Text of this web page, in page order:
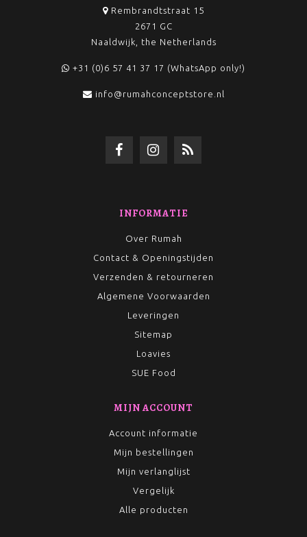
Rembrandtstraat 15
2671 GC
Naaldwijk, the Netherlands
+31 (0)6 57 41 37 17 (WhatsApp only!)
info@rumahconceptstore.nl
INFORMATIE
Over Rumah
Contact & Openingstijden
Verzenden & retourneren
Algemene Voorwaarden
Leveringen
Sitemap
Loavies
SUE Food
MIJN ACCOUNT
Account informatie
Mijn bestellingen
Mijn verlanglijst
Vergelijk
Alle producten